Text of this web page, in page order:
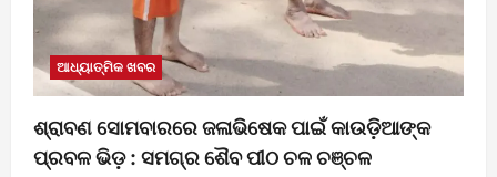
ଆଧ୍ୟାତ୍ମିକ ଖବର
ଶ୍ରାବଣ ସୋମବାରରେ ଜଳାଭିଷେକ ପାଇଁ କାଉଡ଼ିଆଙ୍କ
ପ୍ରବଳ ଭିଡ଼ : ସମଗ୍ର ଶୈବ ପୀଠ ଚଳ ଚଞ୍ଚଳ